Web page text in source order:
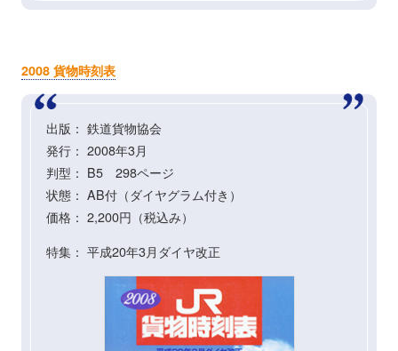
2008 貨物時刻表
出版： 鉄道貨物協会
発行： 2008年3月
判型： B5 298ページ
状態： AB付（ダイヤグラム付き）
価格： 2,200円（税込み）
特集： 平成20年3月ダイヤ改正